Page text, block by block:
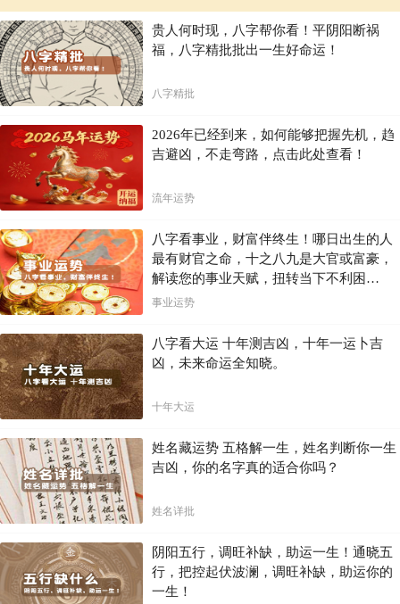
名字的书写与拼写
一个好名字，书写和拼写都应该规范美观。
确保名字易于书写、清晰明了
选择规范的拼写方式
参考资源与建议
借助各种资源来帮助你进行选择，例如字典、词典、在线数据库等。
搜索英文名数据库
向朋友或家人寻求建议
最终建议
选择英文名是一个需要认真考虑的步骤，不要仓促决定。多花时间研
究，并最终选择一个既符合你个人特质，又易于使用的名字。
总结
选择一个合适的英文名需要综合考虑多个方面，包括名字的含义、发
音、风格、流行趋势以及书写等。希望本文能为你提供一些有益的参
考，助你找到一个真正属于你的完美英文名。
贵人何时现，八字帮你看！平阴阳断祸
福，八字精批批出一生好命运！
八字精批
2026年已经到来，如何能够把握先机，趋
吉避凶，不走弯路，点击此处查看！
流年运势
八字看事业，财富伴终生！哪日出生的人
最有财官之命，十之八九是大官或富豪，
解读您的事业天赋，扭转当下不利困
局！！
事业运势
八字看大运 十年测吉凶，十年一运卜吉
凶，未来命运全知晓。
十年大运
姓名藏运势 五格解一生，姓名判断你一生
吉凶，你的名字真的适合你吗？
姓名详批
阴阳五行，调旺补缺，助运一生！通晓五
行，把控起伏波澜，调旺补缺，助运你的
一生！